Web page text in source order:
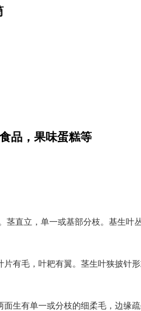
品，果味蛋糕等
茎直立，单一或基部分枝。基生叶
有毛，叶耙有翼。茎生叶狭披针
生有单一或分枝的细柔毛，边缘疏